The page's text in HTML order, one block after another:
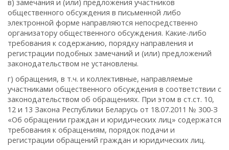
в) замечания и (или) предложения участников
общественного обсуждения в письменной либо
электронной форме направляются непосредственно
организатору общественного обсуждения. Какие-либо
требования к содержанию, порядку направления и
регистрации подобных замечаний и (или) предложений
законодательством не установлены.
г) обращения, в т.ч. и коллективные, направляемые
участниками общественного обсуждения в соответствии с
законодательством об обращениях. При этом в ст.ст. 10,
12 и 13 Закона Республики Беларусь от 18.07.2011 № 300-З
«Об обращении граждан и юридических лиц» содержатся
требования к обращениям, порядок подачи и
регистрации обращений граждан и юридических лиц.